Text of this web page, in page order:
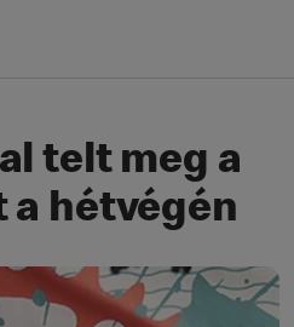
telt meg a
hétvégén